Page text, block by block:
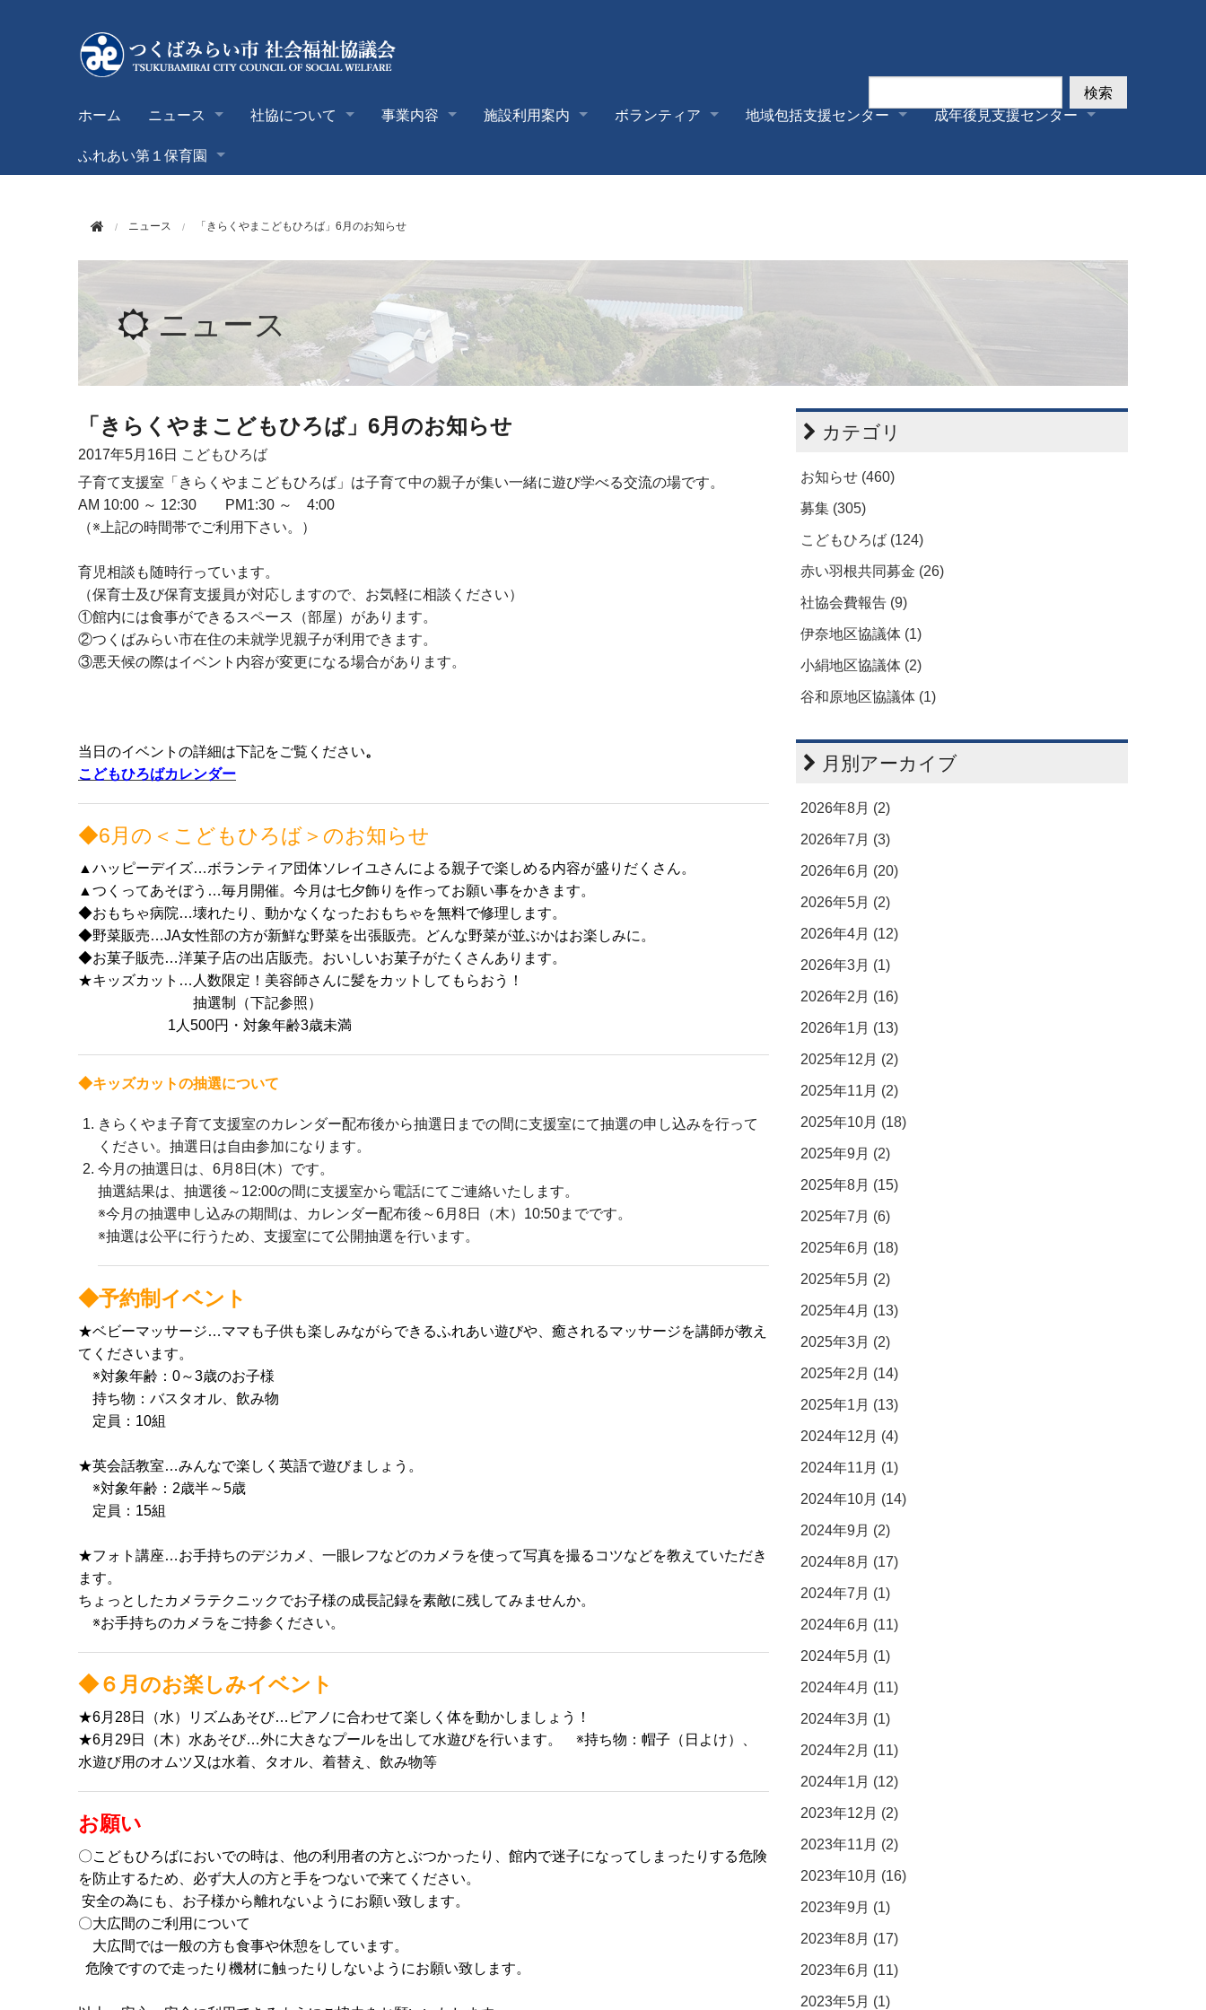
ホーム ニュース 社協について 事業内容 施設利用案内 ボランティア 地域包括支援センター
成年後見支援センター
ふれあい第１保育園
検索
ニュース 「きらくやまこどもひろば」6月のお知らせ
ニュース
「きらくやまこどもひろば」6月のお知らせ
2017年5月16日 こどもひろば
子育て支援室「きらくやまこどもひろば」は子育て中の親子が集い一緒に遊び学べる交流の場です。
AM 10:00 ～ 12:30 PM1:30 ～ 4:00
（※上記の時間帯でご利用下さい。）
育児相談も随時行っています。
（保育士及び保育支援員が対応しますので、お気軽に相談ください）
①館内には食事ができるスペース（部屋）があります。
②つくばみらい市在住の未就学児親子が利用できます。
③悪天候の際はイベント内容が変更になる場合があります。
当日のイベントの詳細は下記をご覧ください。
こどもひろばカレンダー
◆6月の＜こどもひろば＞のお知らせ
▲ハッピーデイズ…ボランティア団体ソレイユさんによる親子で楽しめる内容が盛りだくさん。
▲つくってあそぼう…毎月開催。今月は七夕飾りを作ってお願い事をかきます。
◆おもちゃ病院…壊れたり、動かなくなったおもちゃを無料で修理します。
◆野菜販売…JA女性部の方が新鮮な野菜を出張販売。どんな野菜が並ぶかはお楽しみに。
◆お菓子販売…洋菓子店の出店販売。おいしいお菓子がたくさんあります。
★キッズカット…人数限定！美容師さんに髪をカットしてもらおう！
抽選制（下記参照）
1人500円・対象年齢3歳未満
◆キッズカットの抽選について
きらくやま子育て支援室のカレンダー配布後から抽選日までの間に支援室にて抽選の申し込みを行って
ください。抽選日は自由参加になります。
今月の抽選日は、6月8日(木）です。
抽選結果は、抽選後～12:00の間に支援室から電話にてご連絡いたします。
※今月の抽選申し込みの期間は、カレンダー配布後～6月8日（木）10:50までです。
※抽選は公平に行うため、支援室にて公開抽選を行います。
◆予約制イベント
★ベビーマッサージ…ママも子供も楽しみながらできるふれあい遊びや、癒されるマッサージを講師が教え
てくださいます。
※対象年齢：0～3歳のお子様
持ち物：バスタオル、飲み物
定員：10組
★英会話教室…みんなで楽しく英語で遊びましょう。
※対象年齢：2歳半～5歳
定員：15組
★フォト講座…お手持ちのデジカメ、一眼レフなどのカメラを使って写真を撮るコツなどを教えていただき
ます。
ちょっとしたカメラテクニックでお子様の成長記録を素敵に残してみませんか。
※お手持ちのカメラをご持参ください。
◆６月のお楽しみイベント
★6月28日（水）リズムあそび…ピアノに合わせて楽しく体を動かしましょう！
★6月29日（木）水あそび…外に大きなプールを出して水遊びを行います。
※持ち物：帽子（日よけ）、
水遊び用のオムツ又は水着、タオル、着替え、飲み物等
お願い
〇こどもひろばにおいでの時は、他の利用者の方とぶつかったり、館内で迷子になってしまったりする危険
を防止するため、必ず大人の方と手をつないで来てください。
安全の為にも、お子様から離れないようにお願い致します。
〇大広間のご利用について
大広間では一般の方も食事や休憩をしています。
危険ですので走ったり機材に触ったりしないようにお願い致します。
カテゴリ
お知らせ (460)
募集 (305)
こどもひろば (124)
赤い羽根共同募金 (26)
社協会費報告 (9)
伊奈地区協議体 (1)
小絹地区協議体 (2)
谷和原地区協議体 (1)
月別アーカイブ
2026年8月 (2)
2026年7月 (3)
2026年6月 (20)
2026年5月 (2)
2026年4月 (12)
2026年3月 (1)
2026年2月 (16)
2026年1月 (13)
2025年12月 (2)
2025年11月 (2)
2025年10月 (18)
2025年9月 (2)
2025年8月 (15)
2025年7月 (6)
2025年6月 (18)
2025年5月 (2)
2025年4月 (13)
2025年3月 (2)
2025年2月 (14)
2025年1月 (13)
2024年12月 (4)
2024年11月 (1)
2024年10月 (14)
2024年9月 (2)
2024年8月 (17)
2024年7月 (1)
2024年6月 (11)
2024年5月 (1)
2024年4月 (11)
2024年3月 (1)
2024年2月 (11)
2024年1月 (12)
2023年12月 (2)
2023年11月 (2)
2023年10月 (16)
2023年9月 (1)
2023年8月 (17)
2023年6月 (11)
2023年5月 (1)